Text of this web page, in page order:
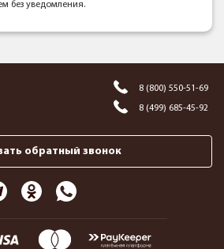
без уведомления.
8 (800) 550-51-69
8 (499) 685-45-92
обратный звонок